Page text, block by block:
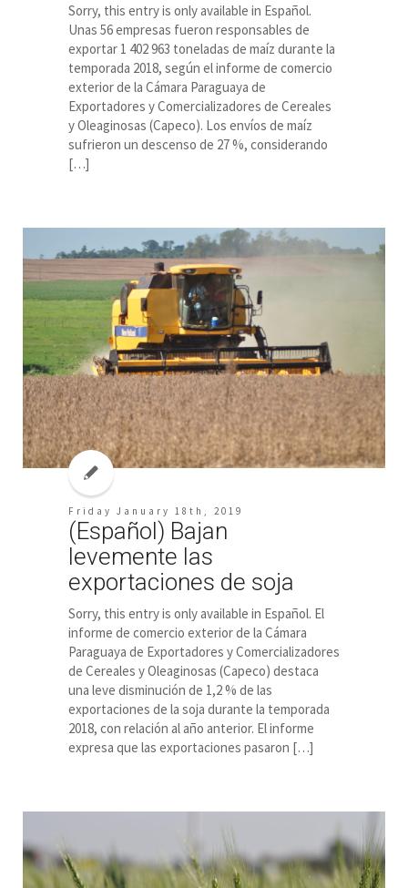
Sorry, this entry is only available in Español.
Unas 56 empresas fueron responsables de
exportar 1 402 963 toneladas de maíz durante la
temporada 2018, según el informe de comercio
exterior de la Cámara Paraguaya de
Exportadores y Comercializadores de Cereales
y Oleaginosas (Capeco). Los envíos de maíz
sufrieron un descenso de 27 %, considerando
[…]
Friday January 18th, 2019
(Español) Bajan
levemente las
exportaciones de soja
Sorry, this entry is only available in Español. El
informe de comercio exterior de la Cámara
Paraguaya de Exportadores y Comercializadores
de Cereales y Oleaginosas (Capeco) destaca
una leve disminución de 1,2 % de las
exportaciones de la soja durante la temporada
2018, con relación al año anterior. El informe
expresa que las exportaciones pasaron […]